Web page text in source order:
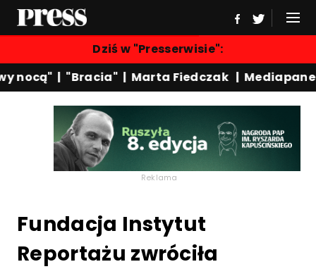
Dziś w "Presserwisie":
nocą"|"Bracia"| Marta Fiedczak|Mediapanel
Reklama
Fundacja Instytut
Reportażu zwróciła